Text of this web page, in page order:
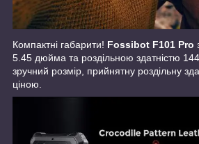
Компактні габарити! Fossibot F101 Pro
5.45 дюйма та роздільною здатністю
зручний розмір, прийнятну роздільну
ціною.